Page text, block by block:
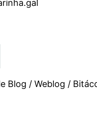
Blog / Weblog /